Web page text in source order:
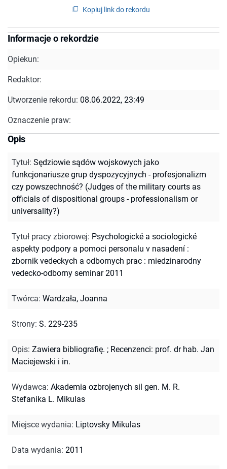
Kopiuj link do rekordu
Informacje o rekordzie
Opiekun:
Redaktor:
Utworzenie rekordu: 08.06.2022, 23:49
Oznaczenie praw:
Opis
Tytuł: Sędziowie sądów wojskowych jako
funkcjonariusze grup dyspozycyjnych - profesjonalizm
czy powszechność? (Judges of the military courts as
officials of dispositional groups - professionalism or
universality?)
Tytuł pracy zbiorowej: Psychologické a sociologické
aspekty podpory a pomoci personalu v nasadení :
zbornik vedeckych a odbornych prac : miedzinarodny
vedecko-odborny seminar 2011
Twórca: Wardzała, Joanna
Strony: S. 229-235
Opis: Zawiera bibliografię. ; Recenzenci: prof. dr hab. Jan
Maciejewski i in.
Wydawca: Akademia ozbrojenych sil gen. M. R.
Stefanika L. Mikulas
Miejsce wydania: Liptovsky Mikulas
Data wydania: 2011